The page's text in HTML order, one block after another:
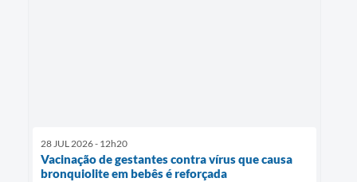
28 JUL 2026 - 12h20
Vacinação de gestantes contra vírus que causa
bronquiolite em bebês é reforçada